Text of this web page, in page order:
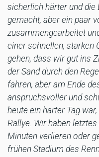
sicherlich härter und
gemacht, aber ein paar
zusammengearbeitet
einer schnellen, starken
gehen, dass wir gut ins
der Sand durch den
fahren, aber am Ende
anspruchsvoller und
heute ein harter Tag
Rallye. Wir haben
Minuten verlieren oder
frühen Stadium des